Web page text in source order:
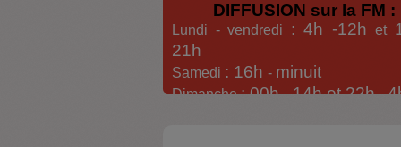
DIFFUSION sur la FM :
Lundi - vendredi : 4h -12h et
21h
Samedi : 16h - minuit
Dimanche: 00h -14h et 22h-4